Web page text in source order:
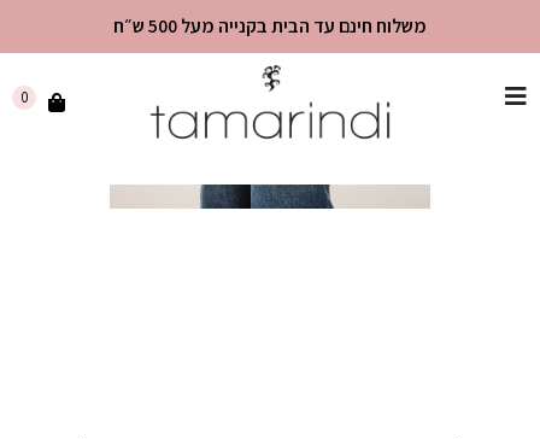
שִׂים
משלוח חינם עד הבית בקנייה מעל 500 ש״ח
0